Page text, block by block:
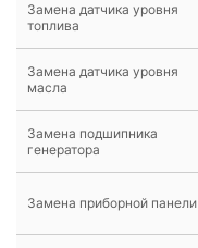
Замена датчика уровня
топлива
Замена датчика уровня
масла
Замена подшипника
генератора
Замена приборной панели